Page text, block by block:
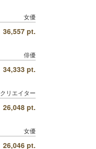
女優
36,557 pt.
俳優
34,333 pt.
クリエイター
26,048 pt.
女優
26,046 pt.